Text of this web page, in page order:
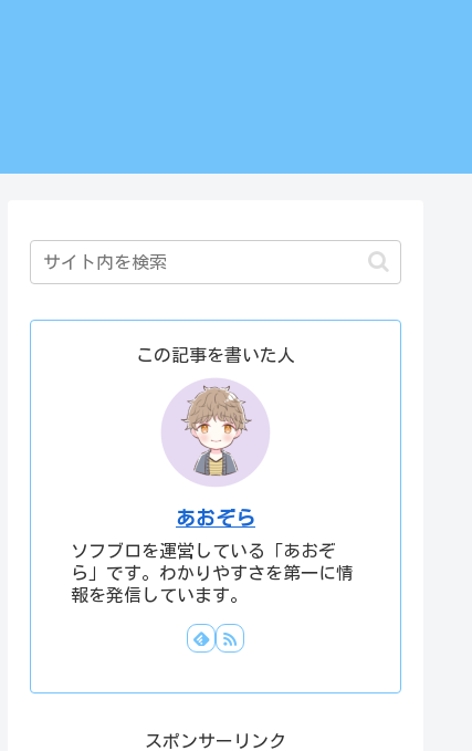
この記事を書いた人
あおぞら
ソフブロを運営している「あおぞ
ら」です。わかりやすさを第一に情
報を発信しています。
スポンサーリンク